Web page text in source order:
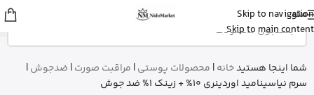
Skip to navigation
Skip to main content
منو
شما اینجا هستیدخانه| محصولات پوستی| مراقبت صورت| ضدجوش|
سرم نیاسینامید اوردینری 10% + زینک 1% ضد جوش
زهرااز گرگان
کپسول پریورین بایر آلمان رو خرید کرد